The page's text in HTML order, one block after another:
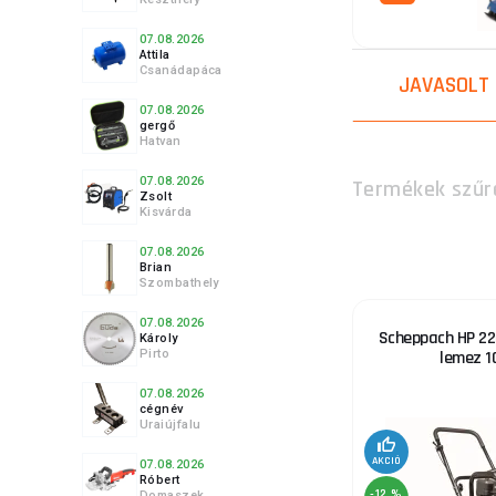
07.08.2026
Attila
Csanádapáca
07.08.2026
gergő
Hatvan
07.08.2026
Zsolt
Kisvárda
07.08.2026
Brian
Szombathely
07.08.2026
Károly
Pirto
07.08.2026
cégnév
Uraiújfalu
07.08.2026
Róbert
megkönnyíti a
is előnyösek. Az
építési
beállítása
tömörítés
JAVASOLT
Termékek
Scheppach HP
lemez
AKCIÓ